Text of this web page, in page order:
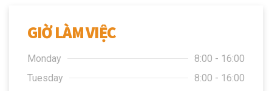
GIỜ LÀM VIỆC
Monday
8:00 - 16:00
Tuesday
8:00 - 16:00